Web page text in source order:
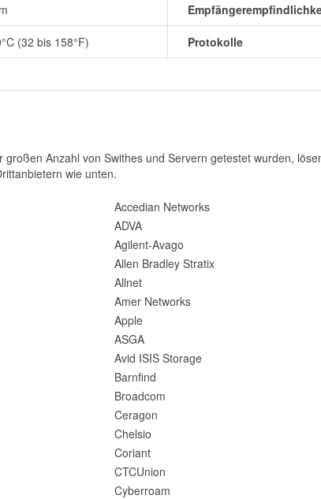
(32 bis 158°F) Protokolle
Anzahl von Swithes und Servern getestet wurden,
wie unten.
Accedian Networks
ADVA
Agilent-Avago
Allen Bradley Stratix
Allnet
Amer Networks
Apple
ASGA
Avid ISIS Storage
Barnfind
Broadcom
Ceragon
Chelsio
Coriant
CTCUnion
Cyberroam